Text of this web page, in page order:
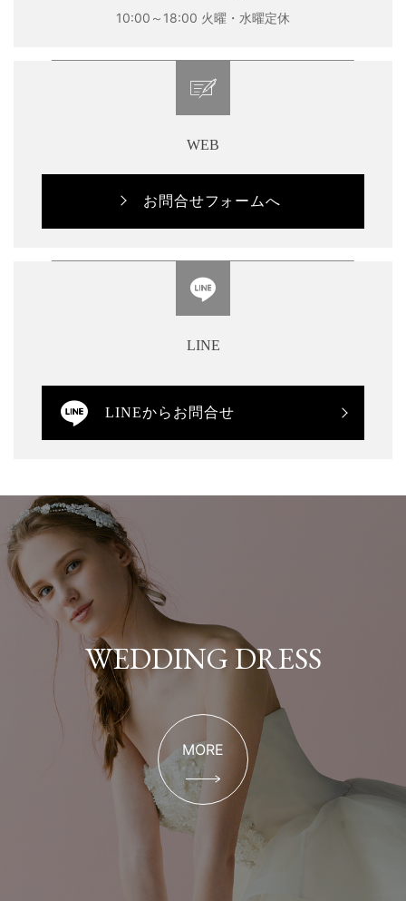
10:00～18:00 火曜・水曜定休
WEB
お問合せフォームへ
LINE
LINEからお問合せ
WEDDING DRESS
MORE